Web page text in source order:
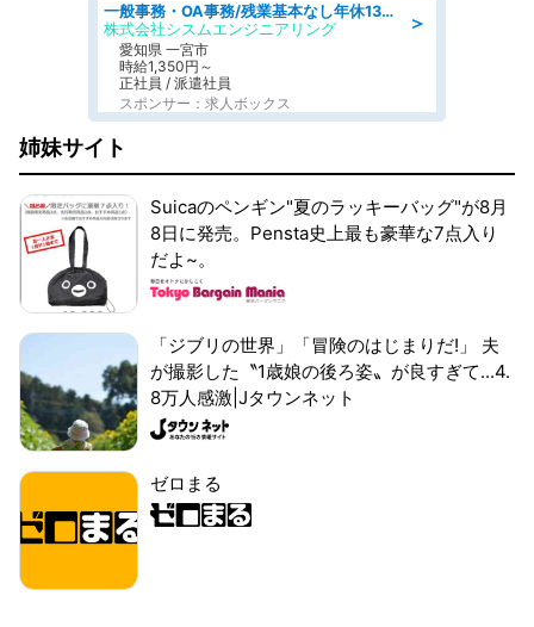
＞
一般事務・OA事務/残業基本なし年休130日社保完備の一般・調達事務
株式会社シスムエンジニアリング
愛知県 一宮市
時給1,350円～
正社員 / 派遣社員
スポンサー：求人ボックス
姉妹サイト
Suicaのペンギン"夏のラッキーバッグ"が8月
8日に発売。Pensta史上最も豪華な7点入り
だよ~。
「ジブリの世界」「冒険のはじまりだ!」 夫
が撮影した〝1歳娘の後ろ姿〟が良すぎて...4.
8万人感激|Jタウンネット
ゼロまる